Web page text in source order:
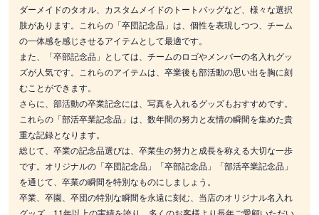
ダーメイドのタオル、カスタムメイドのトートバッグなど、様々な選択
肢があります。これらの「卒団記念品」は、個性を表現しつつ、チーム
の一体感を感じさせるアイテムとして最適です。
また、「卒部記念品」としては、チームのロゴやメンバーの名入れグッ
ズが人気です。これらのアイテムは、卒業後も部活動の思い出を胸に刻
むことができます。
さらに、部活動の卒業記念には、写真を入れるグッズもおすすめです。
これらの「部活卒業記念品」は、数年間の努力と友情の瞬間を集めた貴
重な記録となります。
総じて、卒業の記念品選びは、卒業生の努力と成長を称える大切な一歩
です。オリジナルの「卒団記念品」「卒部記念品」「部活卒業記念品」
を通じて、卒業の瞬間を特別なものにしましょう。
卒業、卒園、卒団の特別な瞬間を永遠に刻む、当店のオリジナル名入れ
グッズ。11年以上の実績を誇り、多くのお客様より長年ご愛顧いただい